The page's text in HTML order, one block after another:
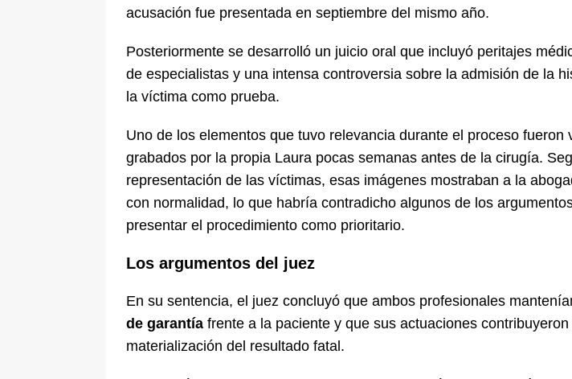
acusación fue presentada en septiembre del mismo año.
Posteriormente se desarrolló un juicio oral que incluyó peritajes
de especialistas y una intensa controversia sobre la admisión de la
la víctima como prueba.
Uno de los elementos que tuvo relevancia durante el proceso fueron
grabados por la propia Laura pocas semanas antes de la cirugía.
representación de las víctimas, esas imágenes mostraban a la
con normalidad, lo que habría contradicho algunos de los
presentar el procedimiento como prioritario.
Los argumentos del juez
En su sentencia, el juez concluyó que ambos profesionales
de garantía frente a la paciente y que sus actuaciones contribuyeron
materialización del resultado fatal.